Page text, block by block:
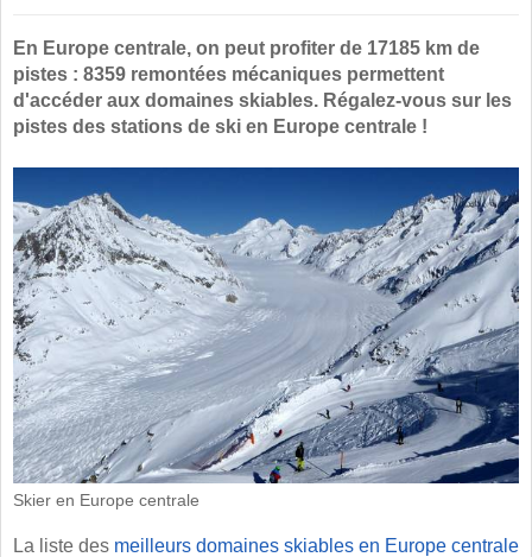
En Europe centrale, on peut profiter de 17185 km de
pistes : 8359 remontées mécaniques permettent
d'accéder aux domaines skiables. Régalez-vous sur les
pistes des stations de ski en Europe centrale !
Skier en Europe centrale
La liste des meilleurs domaines skiables en Europe centrale